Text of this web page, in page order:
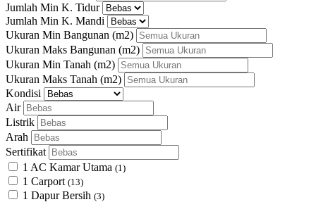
Jumlah Min K. Tidur
Jumlah Min K. Mandi
Ukuran Min Bangunan (m2)
Ukuran Maks Bangunan (m2)
Ukuran Min Tanah (m2)
Ukuran Maks Tanah (m2)
Kondisi
Air
Listrik
Arah
Sertifikat
1 AC Kamar Utama (1)
1 Carport (13)
1 Dapur Bersih (3)